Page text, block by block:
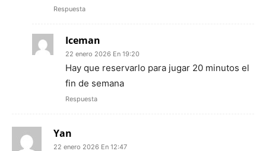
Respuesta
Iceman
22 enero 2026 En 19:20
Hay que reservarlo para jugar 20 minutos el
fin de semana
Respuesta
Yan
22 enero 2026 En 12:47